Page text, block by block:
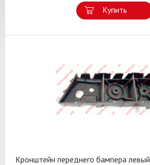
Купить
Кронштейн переднего бампера левый